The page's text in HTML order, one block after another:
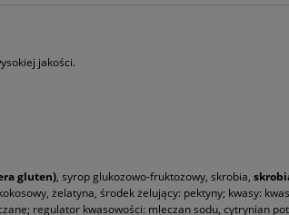
jakości.
gluten), syrop glukozowo-fruktozowy, skrobia,
żelatyna, środek żelujący: pektyny; kwasy:
regulator kwasowości: mleczan sodu, cytrynian